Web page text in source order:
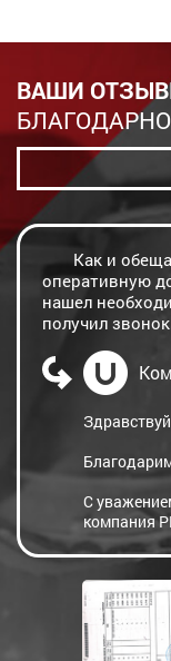
ВАШИ
Как и
оперативную
нашел
получил
С
компания